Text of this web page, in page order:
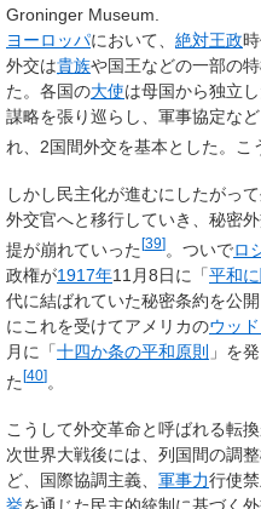
Groninger Museum.
ヨーロッパにおいて、 絶対王政
外交は貴族や国王などの一部の
た。各国の大使は母国から独立
謀略を張り巡らし、軍事協定な
れ、2国間外交を基本とした。こ
しかし民主化が進むにしたがっ
外交官へと移行していき、秘密
提が崩れていった [39] 。ついでロ
政権が1917年11月8日に「平和
代に結ばれていた秘密条約を公
にこれを受けてアメリカのウッ
月に「十四か条の平和原則 」を
た[40]。
こうして外交革命と呼ばれる転
次世界大戦後には、列国間の調
ど、国際協調主義、 軍事力行使